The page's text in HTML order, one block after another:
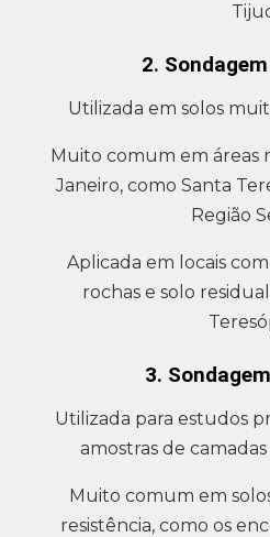
2.
Utilizada em solos
Muito comum em áreas
Janeiro, como Santa
Região
Aplicada em locais
rochas e solo
3.
Utilizada para estudos
amostras de
Muito comum em
resistência, como os